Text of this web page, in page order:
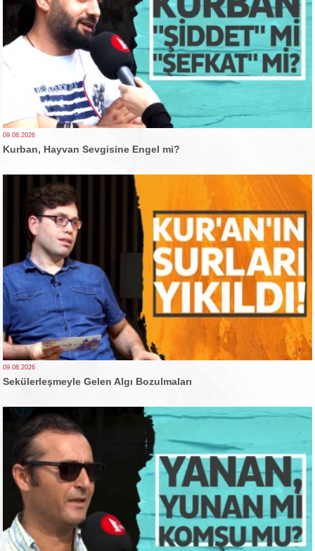
09.08.2026
Kurban, Hayvan Sevgisine Engel mi?
09.08.2026
Sekülerleşmeyle Gelen Algı Bozulmaları